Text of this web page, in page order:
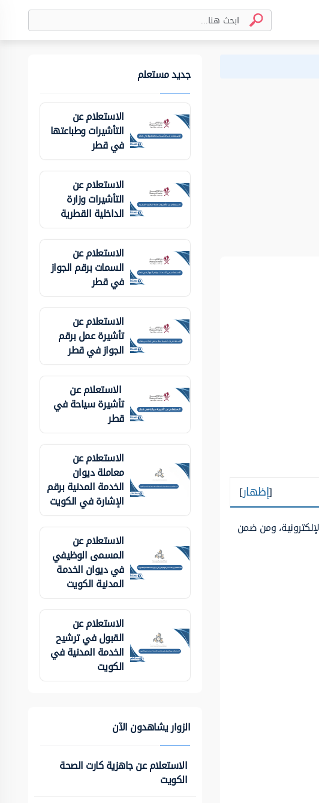
[إظهار]
ومن ضمن
جديد مستعلم
الاستعلام عن
التأشيرات وطباعتها
في قطر
الاستعلام عن
التأشيرات وزارة
الداخلية ‏القطرية
الاستعلام عن
السمات برقم الجواز
في قطر
الاستعلام عن
تأشيرة عمل برقم
الجواز في قطر
الاستعلام عن
تأشيرة سياحة في
قطر
الاستعلام عن
معاملة ديوان
الخدمة المدنية برقم
الإشارة في الكويت
الاستعلام عن
المسمى الوظيفي
في ديوان الخدمة
المدنية الكويت
الاستعلام عن
القبول في ترشيح
الخدمة المدنية في
الكويت
الزوار يشاهدون الآن
الاستعلام عن جاهزية كارت الصحة
الكويت